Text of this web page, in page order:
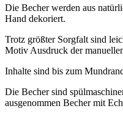
Die Becher werden aus
Hand dekoriert.
Trotz größter Sorgfalt sind
Motiv Ausdruck der
Inhalte sind bis zum
Die Becher sind
ausgenommen Becher mit